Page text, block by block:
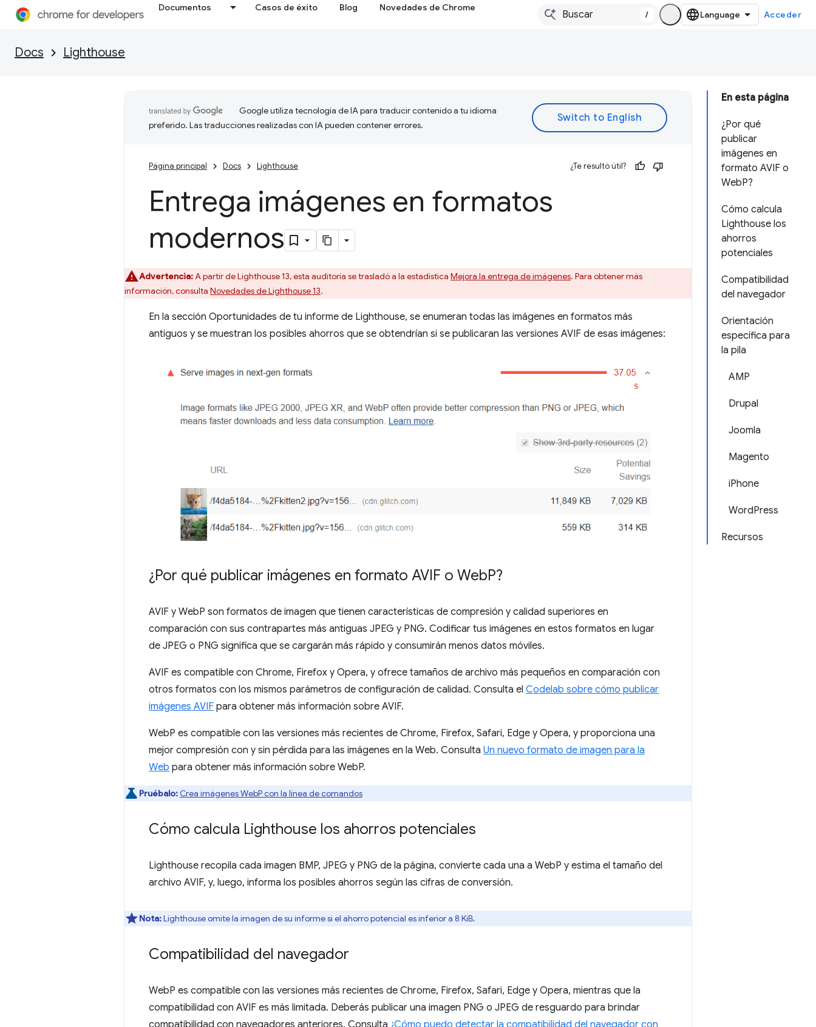
Documentos Casos de éxito Blog Novedades de Chrome
/ Acceder
Docs Lighthouse
En esta página
¿Por qué
publicar
imágenes en
formato AVIF o
WebP?
Cómo calcula
Lighthouse los
ahorros
potenciales
Compatibilidad
del navegador
Orientación
específica para
la pila
AMP
Drupal
Joomla
Magento
iPhone
WordPress
Recursos
Google utiliza tecnología de IA para traducir contenido a tu idioma
preferido. Las traducciones realizadas con IA pueden contener errores.
Página principal Docs Lighthouse ¿Te resultó útil?
Entrega imágenes en formatos
modernos
Advertencia:A partir de Lighthouse 13, esta auditoría se trasladó a la estadística Mejora la entrega de imágenes. Para obtener más
información, consulta Novedades de Lighthouse 13.
En la sección Oportunidades de tu informe de Lighthouse, se enumeran todas las imágenes en formatos más
antiguos y se muestran los posibles ahorros que se obtendrían si se publicaran las versiones AVIF de esas imágenes:
¿Por qué publicar imágenes en formato AVIF o WebP?
AVIF y WebP son formatos de imagen que tienen características de compresión y calidad superiores en
comparación con sus contrapartes más antiguas JPEG y PNG. Codificar tus imágenes en estos formatos en lugar
de JPEG o PNG significa que se cargarán más rápido y consumirán menos datos móviles.
AVIF es compatible con Chrome, Firefox y Opera, y ofrece tamaños de archivo más pequeños en comparación con
otros formatos con los mismos parámetros de configuración de calidad. Consulta el Codelab sobre cómo publicar
imágenes AVIF para obtener más información sobre AVIF.
WebP es compatible con las versiones más recientes de Chrome, Firefox, Safari, Edge y Opera, y proporciona una
mejor compresión con y sin pérdida para las imágenes en la Web. Consulta Un nuevo formato de imagen para la
Web para obtener más información sobre WebP.
Pruébalo: Crea imágenes WebP con la línea de comandos
Cómo calcula Lighthouse los ahorros potenciales
Lighthouse recopila cada imagen BMP, JPEG y PNG de la página, convierte cada una a WebP y estima el tamaño del
archivo AVIF, y, luego, informa los posibles ahorros según las cifras de conversión.
Nota:Lighthouse omite la imagen de su informe si el ahorro potencial es inferior a 8 KiB.
Compatibilidad del navegador
WebP es compatible con las versiones más recientes de Chrome, Firefox, Safari, Edge y Opera, mientras que la
compatibilidad con AVIF es más limitada. Deberás publicar una imagen PNG o JPEG de resguardo para brindar